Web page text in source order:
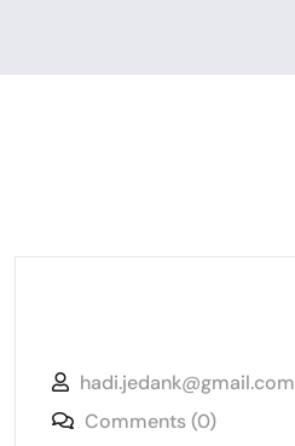
hadi.jedank@gmail.com
Comments (0)